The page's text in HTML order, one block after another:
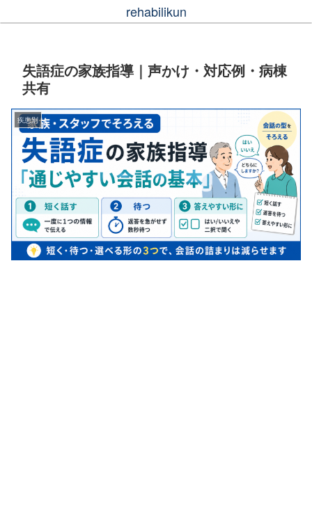
rehabilikun
失語症の家族指導｜声かけ・対応例・病棟
共有
疾患別